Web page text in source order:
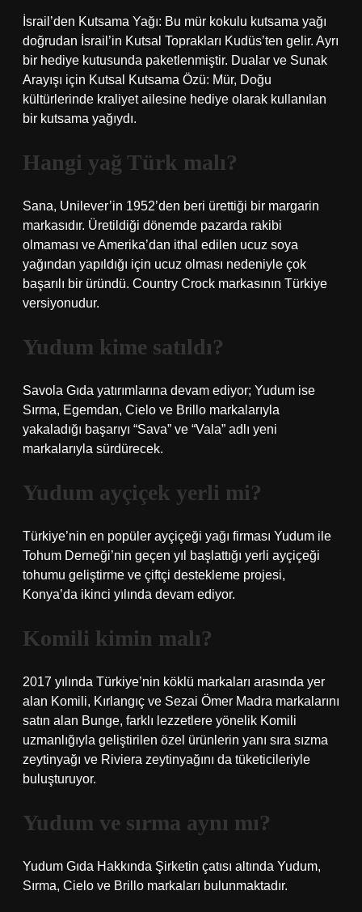
İsrail’den Kutsama Yağı: Bu mür kokulu kutsama yağı
doğrudan İsrail’in Kutsal Toprakları Kudüs’ten gelir. Ayrı
bir hediye kutusunda paketlenmiştir. Dualar ve Sunak
Arayışı için Kutsal Kutsama Özü: Mür, Doğu
kültürlerinde kraliyet ailesine hediye olarak kullanılan
bir kutsama yağıydı.
Hangi yağ Türk malı?
Sana, Unilever’in 1952’den beri ürettiği bir margarin
markasıdır. Üretildiği dönemde pazarda rakibi
olmaması ve Amerika’dan ithal edilen ucuz soya
yağından yapıldığı için ucuz olması nedeniyle çok
başarılı bir üründü. Country Crock markasının Türkiye
versiyonudur.
Yudum kime satıldı?
Savola Gıda yatırımlarına devam ediyor; Yudum ise
Sırma, Egemdan, Cielo ve Brillo markalarıyla
yakaladığı başarıyı “Sava” ve “Vala” adlı yeni
markalarıyla sürdürecek.
Yudum ayçiçek yerli mi?
Türkiye’nin en popüler ayçiçeği yağı firması Yudum ile
Tohum Derneği’nin geçen yıl başlattığı yerli ayçiçeği
tohumu geliştirme ve çiftçi destekleme projesi,
Konya’da ikinci yılında devam ediyor.
Komili kimin malı?
2017 yılında Türkiye’nin köklü markaları arasında yer
alan Komili, Kırlangıç ​​​​​​ve Sezai Ömer Madra markalarını
satın alan Bunge, farklı lezzetlere yönelik Komili
uzmanlığıyla geliştirilen özel ürünlerin yanı sıra sızma
zeytinyağı ve Riviera zeytinyağını da tüketicileriyle
buluşturuyor.
Yudum ve sırma aynı mı?
Yudum Gıda Hakkında Şirketin çatısı altında Yudum,
Sırma, Cielo ve Brillo markaları bulunmaktadır.